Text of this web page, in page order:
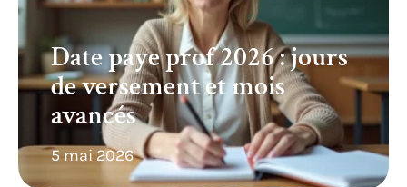
Date paye prof 2026 : jours
de versement et mois
avancés
5 mai 2026